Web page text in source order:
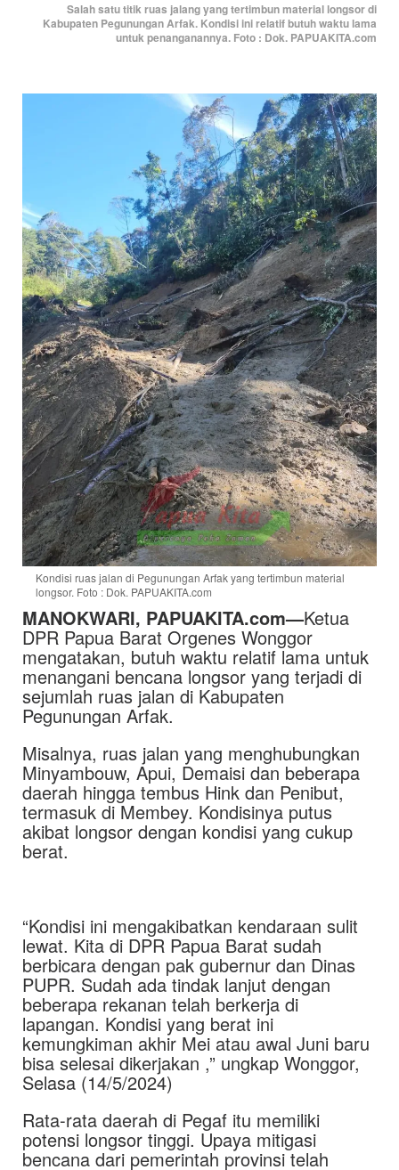
Salah satu titik ruas jalang yang tertimbun material longsor di
Kabupaten Pegunungan Arfak. Kondisi ini relatif butuh waktu lama
untuk penanganannya. Foto : Dok. PAPUAKITA.com
Kondisi ruas jalan di Pegunungan Arfak yang tertimbun material
longsor. Foto : Dok. PAPUAKITA.com
MANOKWARI, PAPUAKITA.com—Ketua
DPR Papua Barat Orgenes Wonggor
mengatakan, butuh waktu relatif lama untuk
menangani bencana longsor yang terjadi di
sejumlah ruas jalan di Kabupaten
Pegunungan Arfak.
Misalnya, ruas jalan yang menghubungkan
Minyambouw, Apui, Demaisi dan beberapa
daerah hingga tembus Hink dan Penibut,
termasuk di Membey. Kondisinya putus
akibat longsor dengan kondisi yang cukup
berat.
“Kondisi ini mengakibatkan kendaraan sulit
lewat. Kita di DPR Papua Barat sudah
berbicara dengan pak gubernur dan Dinas
PUPR. Sudah ada tindak lanjut dengan
beberapa rekanan telah berkerja di
lapangan. Kondisi yang berat ini
kemungkiman akhir Mei atau awal Juni baru
bisa selesai dikerjakan ,” ungkap Wonggor,
Selasa (14/5/2024)
Rata-rata daerah di Pegaf itu memiliki
potensi longsor tinggi. Upaya mitigasi
bencana dari pemerintah provinsi telah